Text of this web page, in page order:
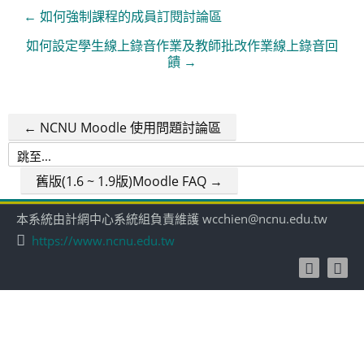
← 如何強制課程的成員訂閱討論區
如何設定學生線上錄音作業及教師批改作業線上錄音回
饋 →
← NCNU Moodle 使用問題討論區
跳
舊版(1.6 ~ 1.9版)Moodle FAQ →
本系統由計網中心系統組負責維護 wcchien@ncnu.edu.tw
https://www.ncnu.edu.tw